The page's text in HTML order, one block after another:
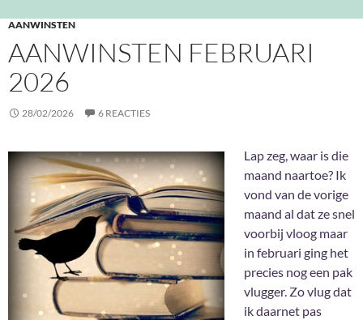
AANWINSTEN
AANWINSTEN FEBRUARI
2026
28/02/2026 6 REACTIES
Lap zeg, waar is die
maand naartoe? Ik
vond van de vorige
maand al dat ze snel
voorbij vloog maar
in februari ging het
precies nog een pak
vlugger. Zo vlug dat
ik daarnet pas